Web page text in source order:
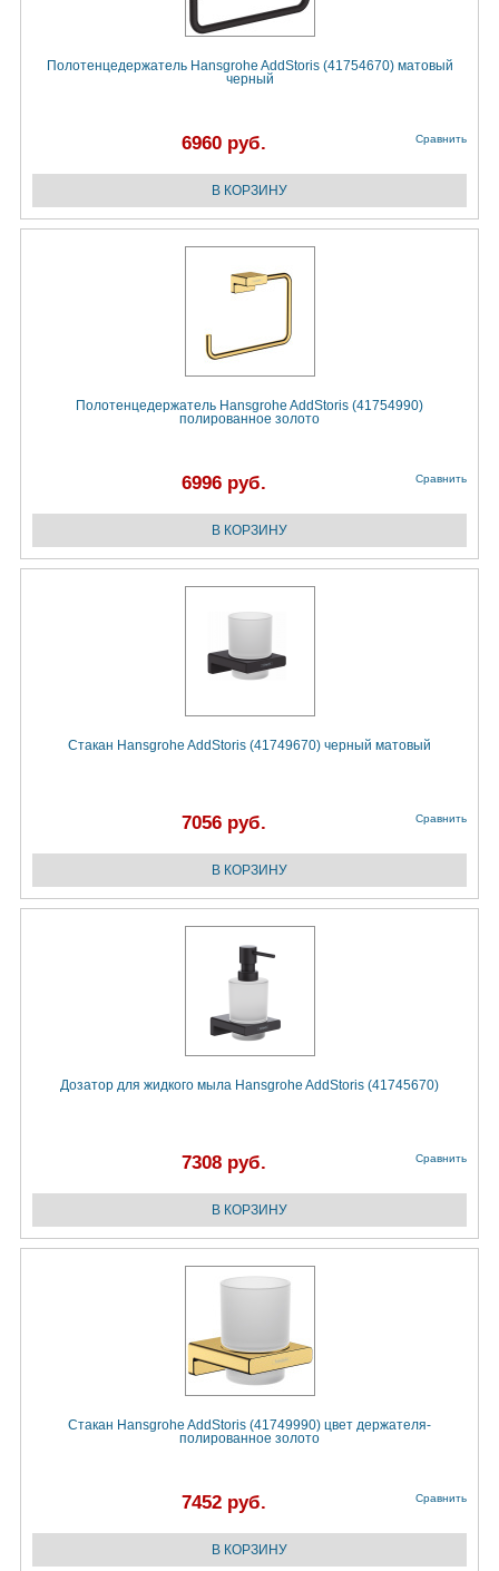
Полотенцедержатель Hansgrohe AddStoris (41754670) матовый
черный
6960 руб. Сравнить
Полотенцедержатель Hansgrohe AddStoris (41754990)
полированное золото
6996 руб. Сравнить
Стакан Hansgrohe AddStoris (41749670) черный матовый
7056 руб. Сравнить
Дозатор для жидкого мыла Hansgrohe AddStoris (41745670)
7308 руб. Сравнить
Стакан Hansgrohe AddStoris (41749990) цвет держателя-
полированное золото
7452 руб. Сравнить